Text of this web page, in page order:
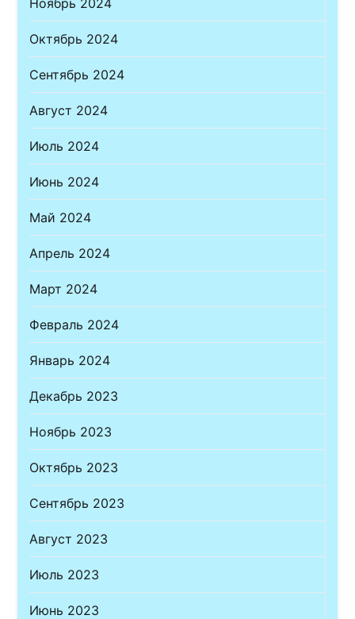
Октябрь 2024
Сентябрь 2024
Август 2024
Июль 2024
Июнь 2024
Май 2024
Апрель 2024
Март 2024
Февраль 2024
Январь 2024
Декабрь 2023
Ноябрь 2023
Октябрь 2023
Сентябрь 2023
Август 2023
Июль 2023
Июнь 2023